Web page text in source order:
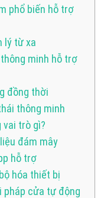
phổ biến hỗ trợ
lý từ xa
minh hỗ trợ
đồng thời
thông minh
vai trò gì?
đám mây
hỗ trợ
hóa thiết bị
pháp cửa tự động